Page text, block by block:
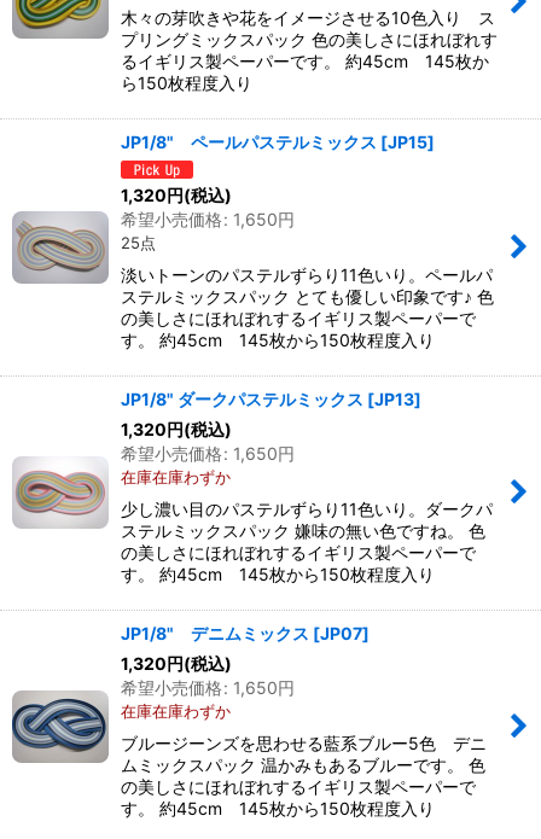
並び順:
絞り込む
木々の芽吹きや花をイメージさせる10色入り ス
プリングミックスパック 色の美しさにほれぼれす
るイギリス製ペーパーです。 約45cm 145枚か
ら150枚程度入り
JP1/8" ペールパステルミックス [JP15]
1,320円(税込)
希望小売価格: 1,650円
25点
淡いトーンのパステルずらり11色いり。ペールパ
ステルミックスパック とても優しい印象です♪ 色
の美しさにほれぼれするイギリス製ペーパーで
す。 約45cm 145枚から150枚程度入り
JP1/8" ダークパステルミックス [JP13]
1,320円(税込)
希望小売価格: 1,650円
在庫在庫わずか
少し濃い目のパステルずらり11色いり。ダークパ
ステルミックスパック 嫌味の無い色ですね。 色
の美しさにほれぼれするイギリス製ペーパーで
す。 約45cm 145枚から150枚程度入り
JP1/8" デニムミックス [JP07]
1,320円(税込)
希望小売価格: 1,650円
在庫在庫わずか
ブルージーンズを思わせる藍系ブルー5色 デニ
ムミックスパック 温かみもあるブルーです。 色
の美しさにほれぼれするイギリス製ペーパーで
す。 約45cm 145枚から150枚程度入り